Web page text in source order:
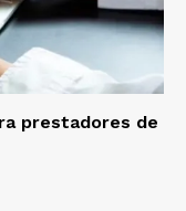
prestadores de